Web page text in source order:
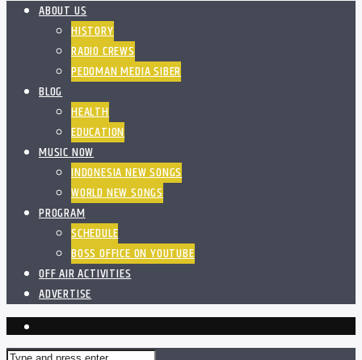
ABOUT US
HISTORY
RADIO CREWS
PEDOMAN MEDIA SIBER
BLOG
HEALTH
EDUCATION
MUSIC NOW
INDONESIA NEW SONGS
WORLD NEW SONGS
PROGRAM
SCHEDULE
BOSS OFFICE ON YOUTUBE
OFF AIR ACTIVITIES
ADVERTISE